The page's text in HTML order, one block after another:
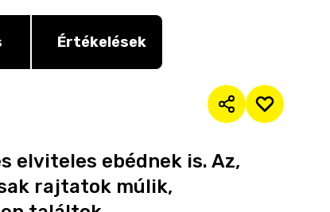
Értékelések
elviteles ebédnek is. Az,
rajtatok múlik,